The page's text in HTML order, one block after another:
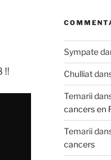
!!
Sympate
Chulliat
Temarii
cancers en
Temarii
cancers